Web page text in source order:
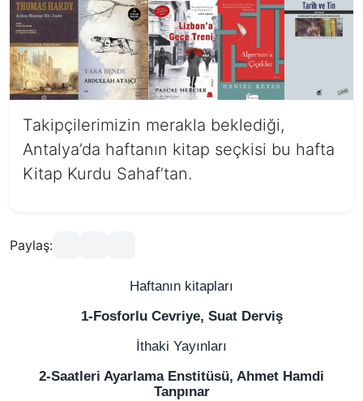
Takipçilerimizin merakla beklediği,
Antalya’da haftanın kitap seçkisi bu hafta
Kitap Kurdu Sahaf’tan.
Paylaş:
Haftanın kitapları
1-Fosforlu Cevriye, Suat Derviş
İthaki Yayınları
2-Saatleri Ayarlama Enstitüsü, Ahmet Hamdi
Tanpınar